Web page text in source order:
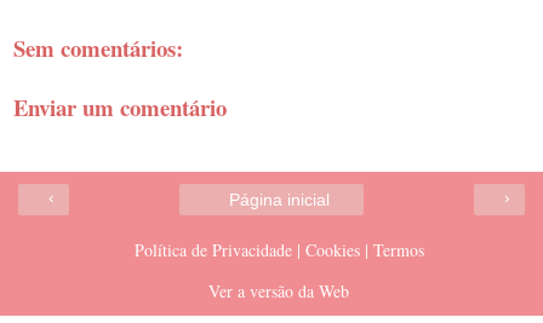
Sem comentários:
Enviar um comentário
‹ ›
Página inicial
Política de Privacidade | Cookies | Termos
Ver a versão da Web